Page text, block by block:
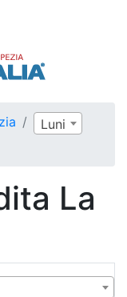
Luni
La